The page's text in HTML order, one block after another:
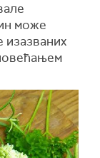
може
изазваних